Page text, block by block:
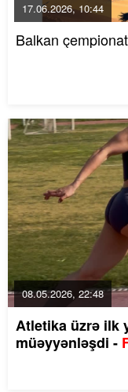
17.06.2026, 10:44
Balkan
08.05.2026, 22:48
Atletika üzrə ilk
müəyyənləşdi -